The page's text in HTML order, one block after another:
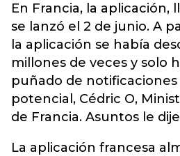
En Francia, la aplicación,
se lanzó el 2 de junio. A
la aplicación se había
millones de veces y solo
puñado de
potencial, Cédric O,
de Francia. Asuntos le
La aplicación francesa